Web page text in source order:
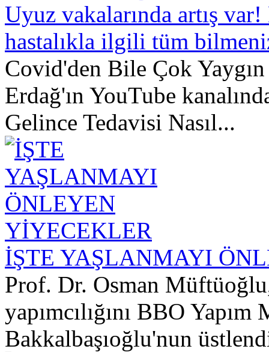
Uyuz vakalarında artış
hastalıkla ilgili tüm
Covid'den Bile Çok
Erdağ'ın YouTube
Gelince Tedavisi Nasıl...
İŞTE YAŞLANMAYI
Prof. Dr. Osman
yapımcılığını BBO
Bakkalbaşıoğlu'nun